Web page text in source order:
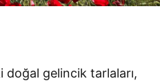
doğal gelincik tarlaları,